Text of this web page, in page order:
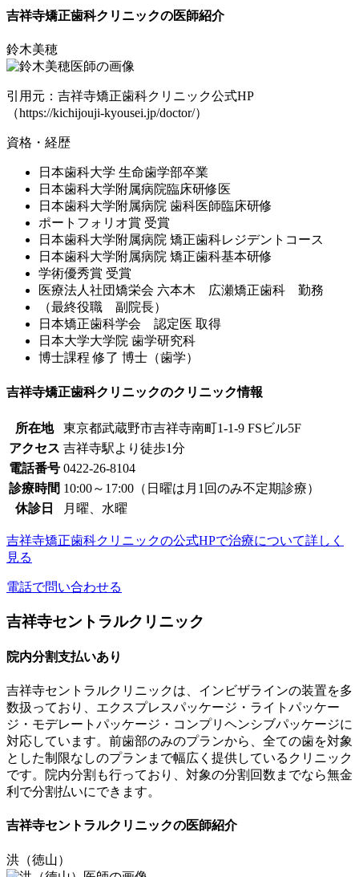
吉祥寺矯正歯科クリニックの医師紹介
鈴木美穂
引用元：吉祥寺矯正歯科クリニック公式HP
（https://kichijouji-kyousei.jp/doctor/）
資格・経歴
日本歯科大学 生命歯学部卒業
日本歯科大学附属病院臨床研修医
日本歯科大学附属病院 歯科医師臨床研修
ポートフォリオ賞 受賞
日本歯科大学附属病院 矯正歯科レジデントコース
日本歯科大学附属病院 矯正歯科基本研修
学術優秀賞 受賞
医療法人社団矯栄会 六本木 広瀬矯正歯科 勤務
（最終役職 副院長）
日本矯正歯科学会 認定医 取得
日本大学大学院 歯学研究科
博士課程 修了 博士（歯学）
吉祥寺矯正歯科クリニックのクリニック情報
所在地
東京都武蔵野市吉祥寺南町1-1-9 FSビル5F
アクセス 吉祥寺駅より徒歩1分
電話番号 0422-26-8104
診療時間 10:00～17:00（日曜は月1回のみ不定期診療）
休診日
月曜、水曜
吉祥寺矯正歯科クリニックの公式HPで治療について詳しく
見る
電話で問い合わせる
吉祥寺セントラルクリニック
院内分割支払いあり
吉祥寺セントラルクリニックは、インビザラインの装置を多
数扱っており、 エクスプレスパッケージ・ライトパッケー
ジ・モデレートパッケージ・コンプリヘンシブパッケージに
対応しています。前歯部のみのプランから、全ての歯を対象
とした制限なしのプランまで幅広く提供しているクリニック
です。院内分割も行っており、対象の分割回数までなら無金
利で分割払いにできます。
吉祥寺セントラルクリニックの医師紹介
洪（徳山）